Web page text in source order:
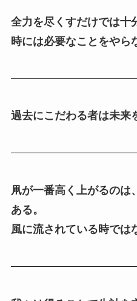
全力を尽くすだけでは十
時には必要なことをやら
過去にこだわる者は未来
凧が一番高く上がるのは
ある。
風に流されている時では